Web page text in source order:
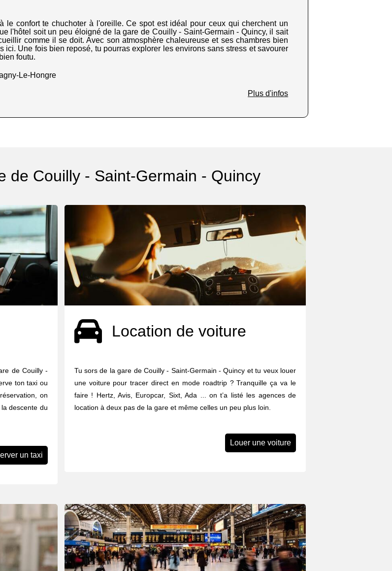
le confort te chuchoter à l'oreille. Ce spot est idéal pour ceux qui cherchent un
l'hôtel soit un peu éloigné de la gare de Couilly - Saint-Germain - Quincy, il sait
comme il se doit. Avec son atmosphère chaleureuse et ses chambres bien
ici. Une fois bien reposé, tu pourras explorer les environs sans stress et savourer
foutu.
Le-Hongre
Plus d'infos
de Couilly - Saint-Germain - Quincy
de Couilly -
ton taxi ou
on
descente du
un taxi
Location de voiture
Tu sors de la gare de Couilly - Saint-Germain - Quincy et tu veux louer
une voiture pour tracer direct en mode roadtrip ? Tranquille ça va le
faire ! Hertz, Avis, Europcar, Sixt, Ada ... on t’a listé les agences de
location à deux pas de la gare et même celles un peu plus loin.
Louer une voiture